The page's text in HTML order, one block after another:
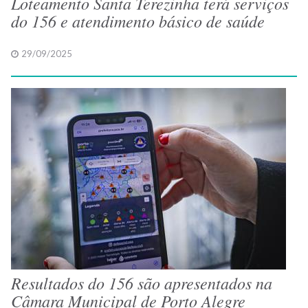
do 156 e atendimento básico de saúde
29/09/2025
Resultados do 156 são apresentados na
Câmara Municipal de Porto Alegre